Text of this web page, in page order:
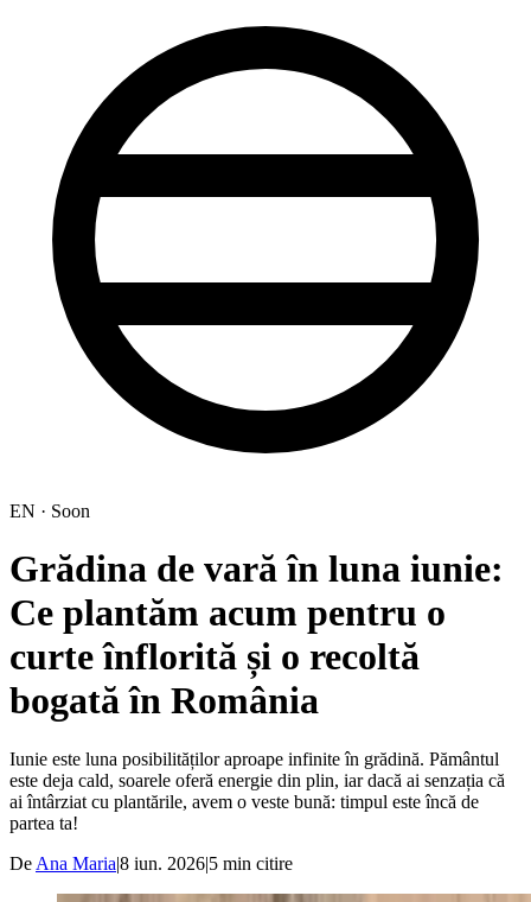
EN · Soon
Grădina de vară în luna iunie:
Ce plantăm acum pentru o
curte înflorită și o recoltă
bogată în România
Iunie este luna posibilităților aproape infinite în grădină. Pământul
este deja cald, soarele oferă energie din plin, iar dacă ai senzația că
ai întârziat cu plantările, avem o veste bună: timpul este încă de
partea ta!
De Ana Maria|8 iun. 2026|5 min citire